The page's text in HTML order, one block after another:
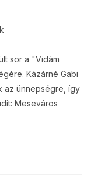
sor a "Vidám
Kázárné Gabi
az ünnepségre, így
Meseváros